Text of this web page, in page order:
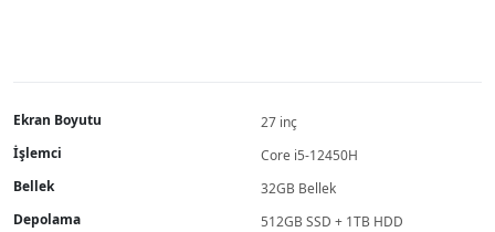
Ekran Boyutu
27 inç
İşlemci
Core i5-12450H
Bellek
32GB Bellek
Depolama
512GB SSD + 1TB HDD